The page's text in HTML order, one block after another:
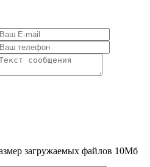
загружаемых файлов 10Мб